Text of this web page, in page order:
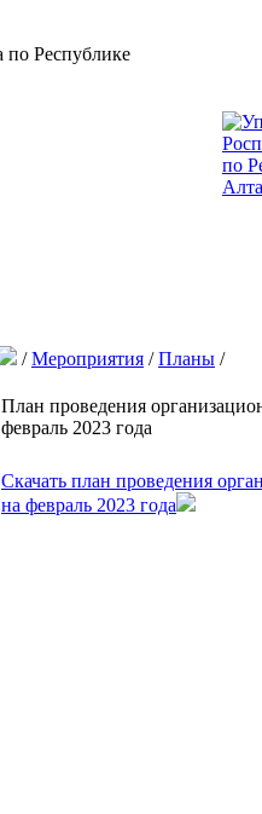
/Мероприятия /Планы /
План проведения
февраль 2023 года
Скачать план проведения
на февраль 2023 года